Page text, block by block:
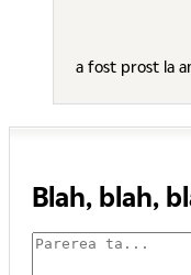
a fost prost la
Blah, blah,